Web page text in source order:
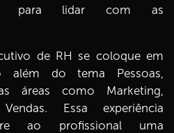
para lidar com as
de RH se coloque em
além do tema Pessoas,
áreas como Marketing,
Essa experiência
ao profissional uma